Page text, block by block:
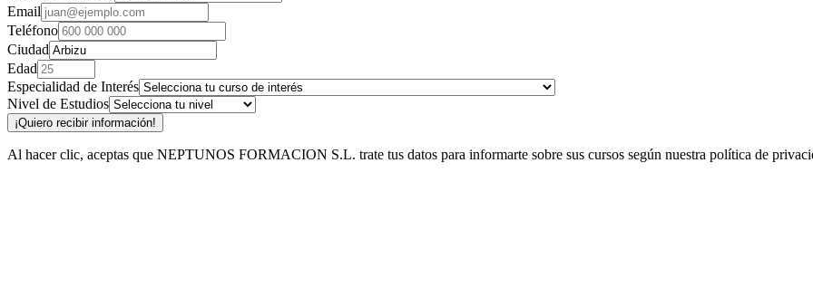
Email
Teléfono
Ciudad
Edad
Especialidad de Interés
Nivel de Estudios
¡Quiero recibir información!
Al hacer clic, aceptas que NEPTUNOS FORMACION S.L. trate tus datos para informarte sobre sus cursos según nuestra política de